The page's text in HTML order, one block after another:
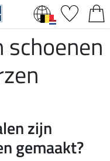
schoenen
zijn
gemaakt?